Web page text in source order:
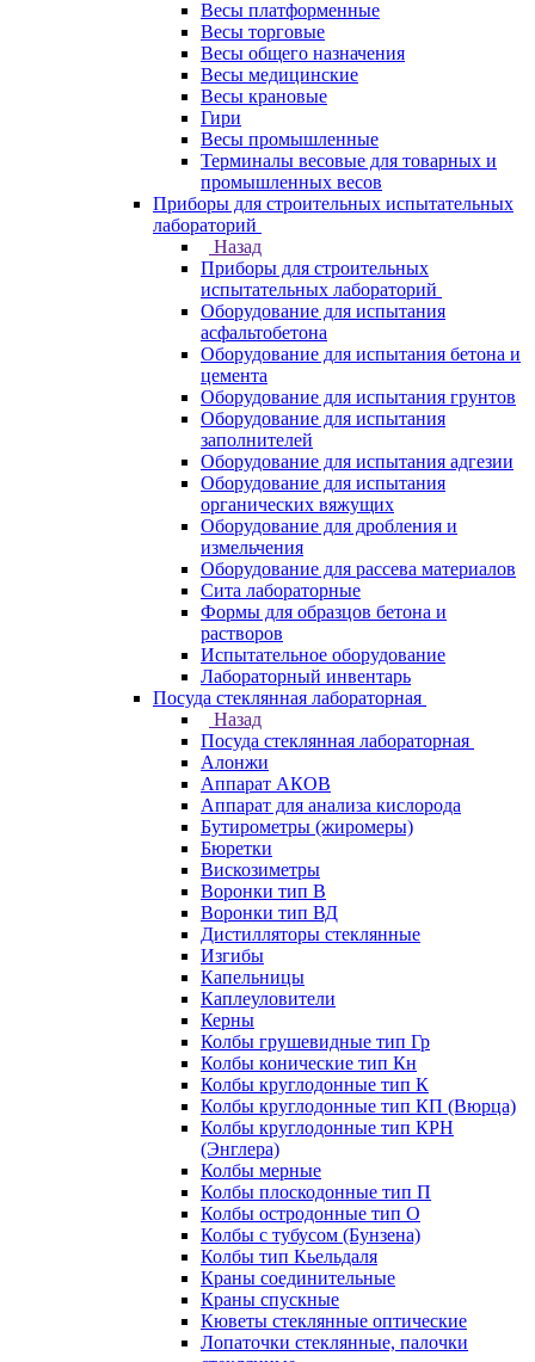
Весы платформенные
Весы торговые
Весы общего назначения
Весы медицинские
Весы крановые
Гири
Весы промышленные
Терминалы весовые для товарных и
промышленных весов
Приборы для строительных испытательных
лабораторий
Назад
Приборы для строительных
испытательных лабораторий
Оборудование для испытания
асфальтобетона
Оборудование для испытания бетона и
цемента
Оборудование для испытания грунтов
Оборудование для испытания
заполнителей
Оборудование для испытания адгезии
Оборудование для испытания
органических вяжущих
Оборудование для дробления и
измельчения
Оборудование для рассева материалов
Сита лабораторные
Формы для образцов бетона и
растворов
Испытательное оборудование
Лабораторный инвентарь
Посуда стеклянная лабораторная
Назад
Посуда стеклянная лабораторная
Алонжи
Аппарат АКОВ
Аппарат для анализа кислорода
Бутирометры (жиромеры)
Бюретки
Вискозиметры
Воронки тип В
Воронки тип ВД
Дистилляторы стеклянные
Изгибы
Капельницы
Каплеуловители
Керны
Колбы грушевидные тип Гр
Колбы конические тип Кн
Колбы круглодонные тип К
Колбы круглодонные тип КП (Вюрца)
Колбы круглодонные тип КРН
(Энглера)
Колбы мерные
Колбы плоскодонные тип П
Колбы остродонные тип О
Колбы с тубусом (Бунзена)
Колбы тип Кьельдаля
Краны соединительные
Краны спускные
Кюветы стеклянные оптические
Лопаточки стеклянные, палочки